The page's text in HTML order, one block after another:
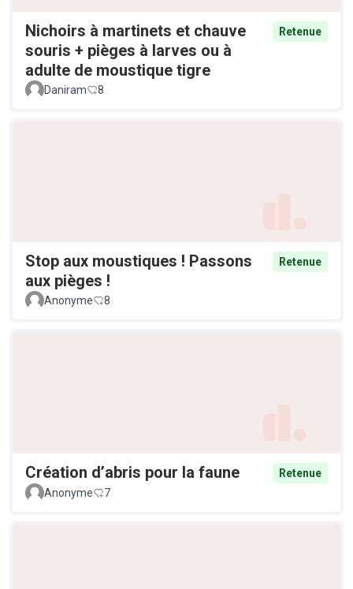
Nichoirs à martinets et chauve
souris + pièges à larves ou à
adulte de moustique tigre
Retenue
Daniram 8
Stop aux moustiques ! Passons
aux pièges !
Retenue
Anonyme 8
Création d’abris pour la faune
Retenue
Anonyme
7